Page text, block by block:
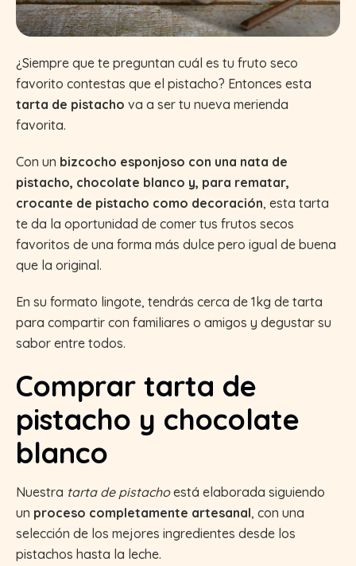
¿Siempre que te preguntan cuál es tu fruto seco
favorito contestas que el pistacho? Entonces esta
tarta de pistacho va a ser tu nueva merienda
favorita.
Con un bizcocho esponjoso con una nata de
pistacho, chocolate blanco y, para rematar,
crocante de pistacho como decoración, esta tarta
te da la oportunidad de comer tus frutos secos
favoritos de una forma más dulce pero igual de buena
que la original.
En su formato lingote, tendrás cerca de 1kg de tarta
para compartir con familiares o amigos y degustar su
sabor entre todos.
Comprar tarta de
pistacho y chocolate
blanco
Nuestra tarta de pistachoestá elaborada siguiendo
un proceso completamente artesanal, con una
selección de los mejores ingredientes desde los
pistachos hasta la leche.